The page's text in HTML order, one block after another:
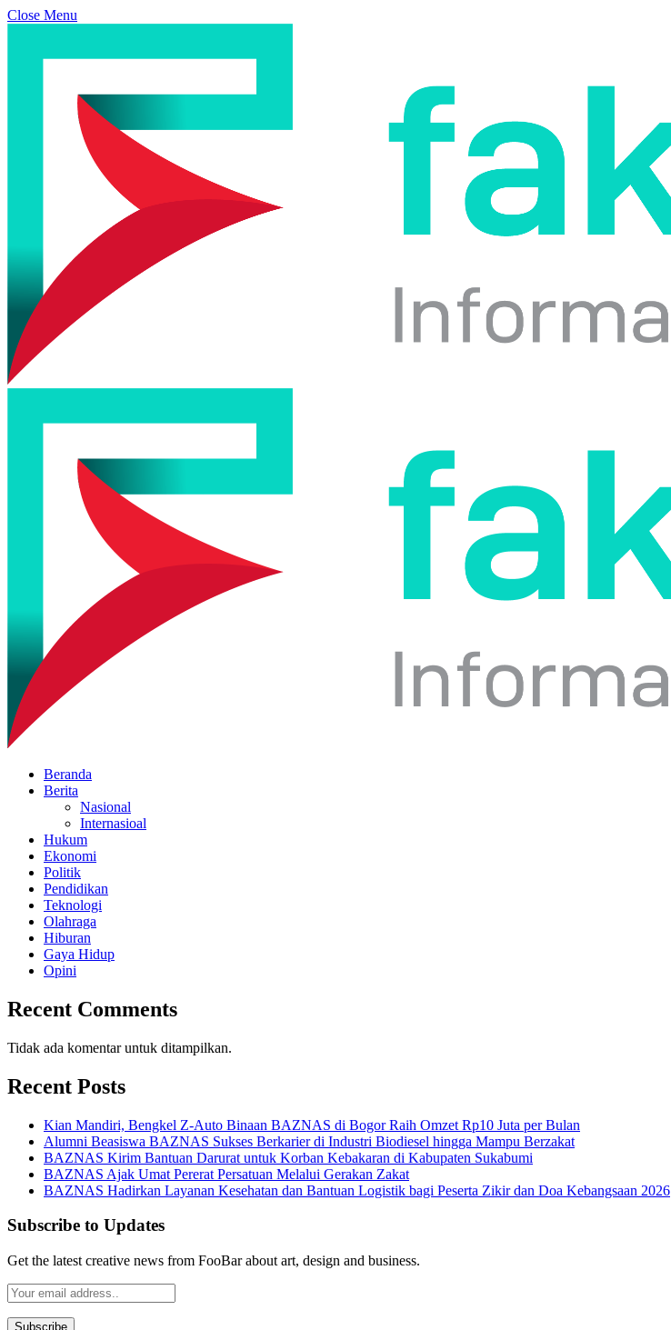
Close Menu
Beranda
Berita
Nasional
Internasioal
Hukum
Ekonomi
Politik
Pendidikan
Teknologi
Olahraga
Hiburan
Gaya Hidup
Opini
Recent Comments
Tidak ada komentar untuk ditampilkan.
Recent Posts
Kian Mandiri, Bengkel Z-Auto Binaan BAZNAS di Bogor Raih Omzet Rp10 Juta per Bulan
Alumni Beasiswa BAZNAS Sukses Berkarier di Industri Biodiesel hingga Mampu Berzakat
BAZNAS Kirim Bantuan Darurat untuk Korban Kebakaran di Kabupaten Sukabumi
BAZNAS Ajak Umat Pererat Persatuan Melalui Gerakan Zakat
BAZNAS Hadirkan Layanan Kesehatan dan Bantuan Logistik bagi Peserta Zikir dan Doa Kebangsaan 2026
Subscribe to Updates
Get the latest creative news from FooBar about art, design and business.